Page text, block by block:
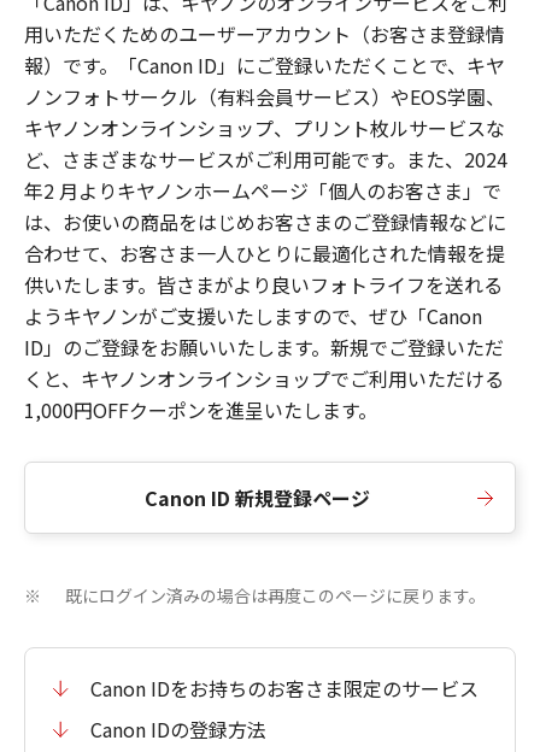
用いただくためのユーザーアカウント（お客さま登録情
報）です。「Canon ID」にご登録いただくことで、キヤ
ノンフォトサークル（有料会員サービス）やEOS学園、
キヤノンオンラインショップ、プリント枚ルサービスな
ど、さまざまなサービスがご利用可能です。また、2024
年2 月よりキヤノンホームページ「個人のお客さま」で
は、お使いの商品をはじめお客さまのご登録情報などに
合わせて、お客さま一人ひとりに最適化された情報を提
供いたします。皆さまがより良いフォトライフを送れる
ようキヤノンがご支援いたしますので、ぜひ「Canon
ID」のご登録をお願いいたします。新規でご登録いただ
くと、キヤノンオンラインショップでご利用いただける
1,000円OFFクーポンを進呈いたします。
Canon ID 新規登録ページ
※ 既にログイン済みの場合は再度このページに戻ります。
Canon IDをお持ちのお客さま限定のサービス
Canon IDの登録方法